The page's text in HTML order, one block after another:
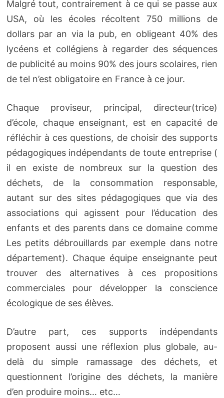
Malgré tout, contrairement à ce qui se passe aux
USA, où les écoles récoltent 750 millions de
dollars par an via la pub, en obligeant 40% des
lycéens et collégiens à regarder des séquences
de publicité au moins 90% des jours scolaires, rien
de tel n’est obligatoire en France à ce jour.
Chaque proviseur, principal, directeur(trice)
d’école, chaque enseignant, est en capacité de
réfléchir à ces questions, de choisir des supports
pédagogiques indépendants de toute entreprise (
il en existe de nombreux sur la question des
déchets, de la consommation responsable,
autant sur des sites pédagogiques que via des
associations qui agissent pour l’éducation des
enfants et des parents dans ce domaine comme
Les petits débrouillards par exemple dans notre
département). Chaque équipe enseignante peut
trouver des alternatives à ces propositions
commerciales pour développer la conscience
écologique de ses élèves.
D’autre part, ces supports indépendants
proposent aussi une réflexion plus globale, au-
delà du simple ramassage des déchets, et
questionnent l’origine des déchets, la manière
d’en produire moins… etc…